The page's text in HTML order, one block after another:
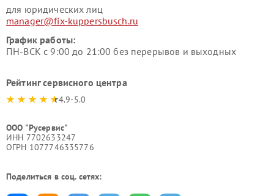
для юридических лиц
manager@fix-kuppersbusch.ru
График работы:
ПН-ВСК с 9:00 до 21:00 без перерывов и выходных
Рейтинг сервисного центра
4.9-5.0
ООО "Русервис"
ИНН 7702633247
ОГРН 1077746335776
Поделиться в соц. сетях: